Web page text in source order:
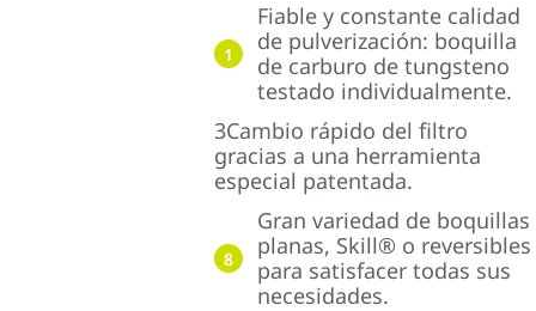
1
Fiable y constante calidad
de pulverización: boquilla
de carburo de tungsteno
testado individualmente.
3Cambio rápido del filtro
gracias a una herramienta
especial patentada.
8
Gran variedad de boquillas
planas, Skill® o reversibles
para satisfacer todas sus
necesidades.